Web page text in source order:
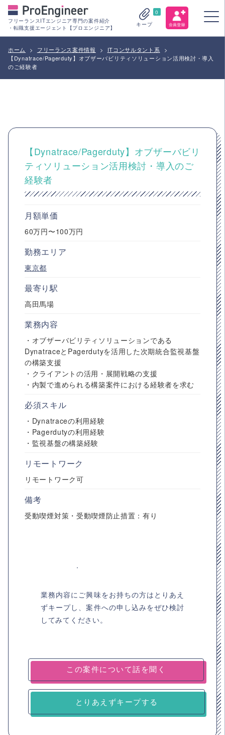
フリーランスITエンジニア専門の案件紹介
・転職支援エージェント【プロエンジニア】
0
キープ
ホーム > フリーランス案件情報 > ITコンサルタント系
>
【Dynatrace/Pagerduty】オブザーバビリティソリューション活用検討・導入
のご経験者
【Dynatrace/Pagerduty】オブザーバビリ
ティソリューション活用検討・導入のご
経験者
月額単価
60万円〜100万円
勤務エリア
東京都
最寄り駅
高田馬場
業務内容
・オブザーバビリティソリューションである
DynatraceとPagerdutyを活用した次期統合監視基盤
の構築支援
・クライアントの活用・展開戦略の支援
・内製で進められる構築案件における経験者を求む
必須スキル
・Dynatraceの利用経験
・Pagerdutyの利用経験
・監視基盤の構築経験
リモートワーク
リモートワーク可
備考
受動喫煙対策・受動喫煙防止措置：有り
業務内容にご興味をお持ちの方はとりあえ
ずキープし、案件への申し込みをぜひ検討
してみてください。
とりあえずキープする